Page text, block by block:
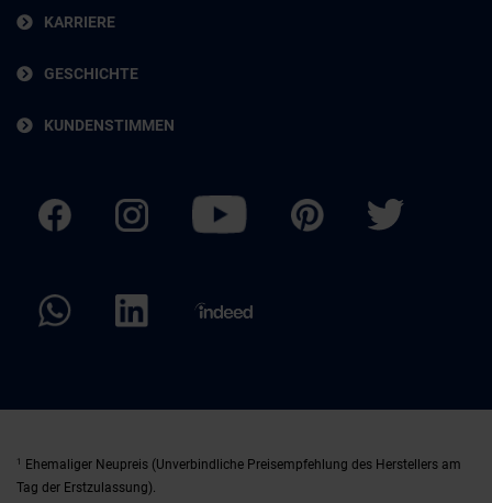
KARRIERE
GESCHICHTE
KUNDENSTIMMEN
1
Ehemaliger Neupreis (Unverbindliche Preisempfehlung des Herstellers am
Tag der Erstzulassung).